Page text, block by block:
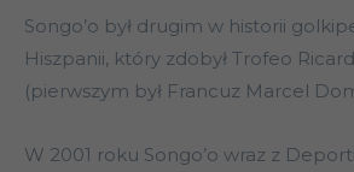
Songo’o był drugim w historii
Hiszpanii, który zdobył Trofeo
(pierwszym był Francuz Marcel
W 2001 roku Songo’o wraz z